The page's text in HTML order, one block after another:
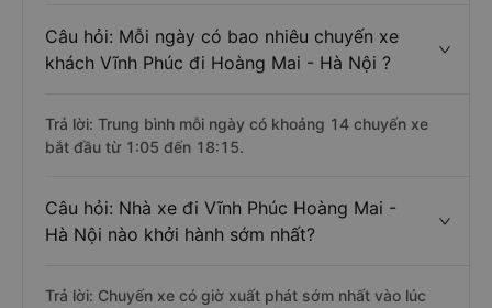
Câu hỏi: Mỗi ngày có bao nhiêu chuyến xe
khách Vĩnh Phúc đi Hoàng Mai - Hà Nội ?
Trả lời: Trung bình mỗi ngày có khoảng 14 chuyến xe
bắt đầu từ 1:05 đến 18:15.
Câu hỏi: Nhà xe đi Vĩnh Phúc Hoàng Mai -
Hà Nội nào khởi hành sớm nhất?
Trả lời: Chuyến xe có giờ xuất phát sớm nhất vào lúc